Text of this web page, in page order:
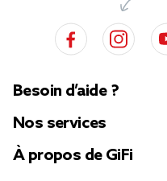
Besoin d’aide ?
Nos services
À propos de GiFi